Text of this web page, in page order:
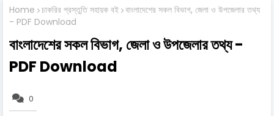
Home চাকরির প্রস্তুতি সহায়ক বই বাংলাদেশের সকল বিভাগ, জেলা ও উপজেলার তথ্য
- PDF Download
বাংলাদেশের সকল বিভাগ, জেলা ও উপজেলার তথ্য -
PDF Download
0